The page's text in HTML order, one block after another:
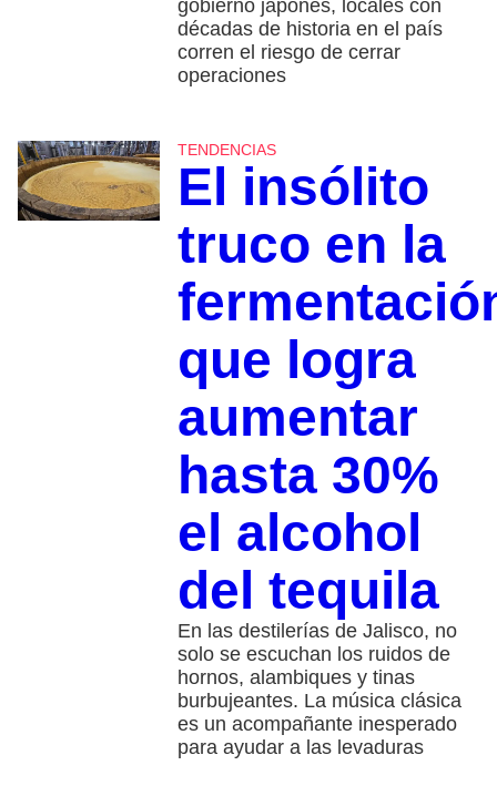
gobierno japonés, locales con
décadas de historia en el país
corren el riesgo de cerrar
operaciones
TENDENCIAS
El insólito
truco en la
que logra
aumentar
hasta 30%
el alcohol
del tequila
En las destilerías de Jalisco, no
solo se escuchan los ruidos de
hornos, alambiques y tinas
burbujeantes. La música clásica
es un acompañante inesperado
para ayudar a las levaduras